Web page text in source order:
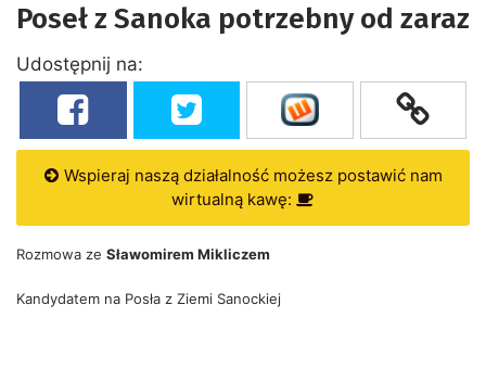
Poseł z Sanoka potrzebny od zaraz
Udostępnij na:
Wspieraj naszą działalność możesz postawić nam
wirtualną kawę:
Rozmowa ze Sławomirem Mikliczem
Kandydatem na Posła z Ziemi Sanockiej